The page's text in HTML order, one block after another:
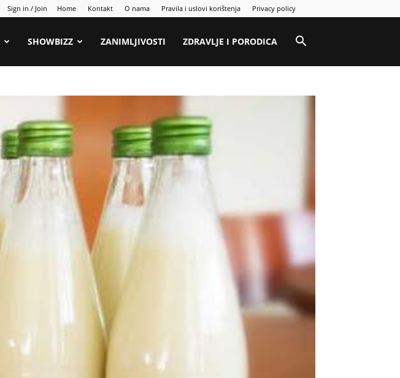
Sign in / Join Home Kontakt O nama Pravila i uslovi korištenja Privacy policy
SHOWBIZZ ZANIMLJIVOSTI ZDRAVLJE I PORODICA